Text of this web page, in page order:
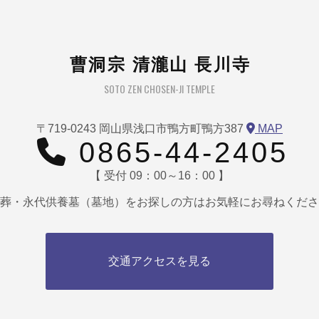
曹洞宗 清瀧山 長川寺
SOTO ZEN CHOSEN-JI TEMPLE
〒719-0243 岡山県浅口市鴨方町鴨方387 MAP
0865-44-2405
【 受付 09：00～16：00 】
・永代供養墓（墓地）をお探しの方はお気軽にお尋ねくだ
交通アクセスを見る